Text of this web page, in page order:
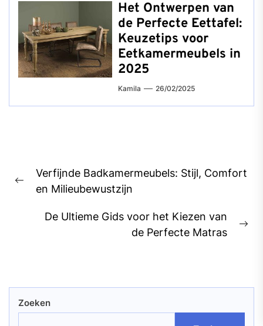
Het Ontwerpen van
de Perfecte Eettafel:
Keuzetips voor
Eetkamermeubels in
2025
Kamila 26/02/2025
navigatie
Previous
Verfijnde Badkamermeubels: Stijl, Comfort
en Milieubewustzijn
De Ultieme Gids voor het Kiezen van
de Perfecte Matras
Zoeken